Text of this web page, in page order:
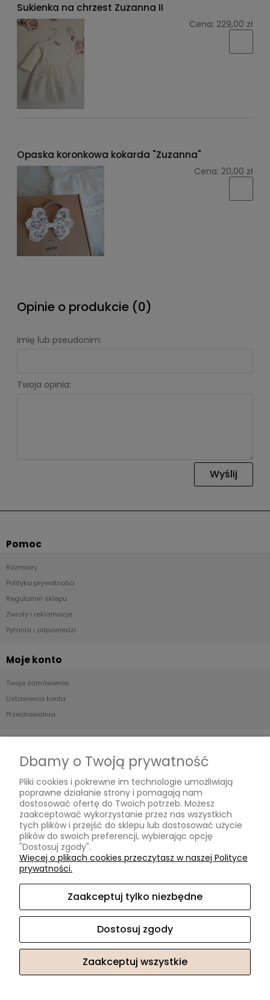
Sukienka na chrzest Zuzanna II
Cena: 229,00 zł
Opaska koronkowa kokarda "Zuzanna"
Cena: 20,00 zł
Opinie o produkcie (0)
Imię lub pseudonim:
Twoja opinia:
Wyślij
Pomoc
Rozmiary
Polityka prywatności
Regulamin sklepu
Zwroty i reklamacje
Pytania i odpowiedzi
Moje konto
Twoje zamówienia
Ustawienia konta
Przechowalnia
Formy płatności
Czas i koszty dostawy
Czas realizacji zamówienia
Informacje
O nas
Kontakt
Dbamy o Twoją prywatność
Pliki cookies i pokrewne im technologie umożliwiają
poprawne działanie strony i pomagają nam
dostosować ofertę do Twoich potrzeb. Możesz
zaakceptować wykorzystanie przez nas wszystkich
tych plików i przejść do sklepu lub dostosować użycie
plików do swoich preferencji, wybierając opcję
"Dostosuj zgody".
Więcej o plikach cookies przeczytasz w naszej Polityce
prywatności.
Zaakceptuj tylko niezbędne
Dostosuj zgody
Zaakceptuj wszystkie